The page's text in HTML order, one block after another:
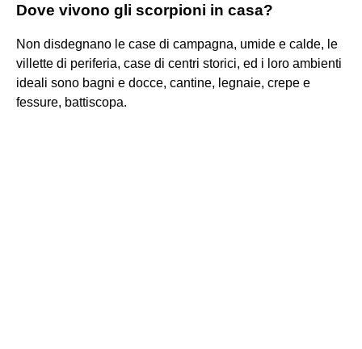
Dove vivono gli scorpioni in casa?
Non disdegnano le case di campagna, umide e calde, le
villette di periferia, case di centri storici, ed i loro ambienti
ideali sono bagni e docce, cantine, legnaie, crepe e
fessure, battiscopa.